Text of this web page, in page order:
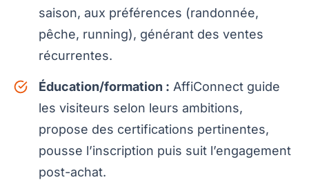
saison, aux préférences (randonnée,
pêche, running), générant des ventes
récurrentes.
Éducation/formation : AffiConnect guide
les visiteurs selon leurs ambitions,
propose des certifications pertinentes,
pousse l’inscription puis suit l’engagement
post-achat.